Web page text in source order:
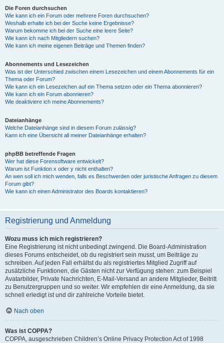
Die Foren durchsuchen
Wie kann ich ein Forum oder mehrere Foren durchsuchen?
Weshalb erhalte ich bei der Suche keine Ergebnisse?
Warum bekomme ich bei der Suche eine leere Seite?
Wie kann ich nach Mitgliedern suchen?
Wie kann ich meine eigenen Beiträge und Themen finden?
Abonnements und Lesezeichen
Was ist der Unterschied zwischen einem Lesezeichen und einem Abonnements für ein
Thema oder Forum?
Wie kann ich ein Lesezeichen auf ein Thema setzen oder ein Thema abonnieren?
Wie kann ich ein Forum abonnieren?
Wie deaktiviere ich meine Abonnements?
Dateianhänge
Welche Dateianhänge sind in diesem Forum zulässig?
Kann ich eine Übersicht all meiner Dateianhänge erhalten?
phpBB betreffende Fragen
Wer hat diese Forensoftware entwickelt?
Warum ist Funktion x oder y nicht enthalten?
An wen soll ich mich wenden, falls es Beschwerden oder juristische Anfragen zu diesem
Forum gibt?
Wie kann ich einen Administrator des Boards kontaktieren?
Registrierung und Anmeldung
Wozu muss ich mich registrieren?
Eine Registrierung ist nicht unbedingt zwingend. Die Board-Administration
dieses Forums entscheidet, ob du registriert sein musst, um Beiträge zu
schreiben. Auf jeden Fall erhältst du als registriertes Mitglied Zugriff auf
zusätzliche Funktionen, die Gästen nicht zur Verfügung stehen: zum Beispiel
Avatarbilder, Private Nachrichten, E-Mail-Versand an andere Mitglieder, Beitritt
zu Benutzergruppen und so weiter. Wir empfehlen dir eine Anmeldung, da sie
schnell erledigt ist und dir zahlreiche Vorteile bietet.
Nach oben
Was ist COPPA?
COPPA, ausgeschrieben Children’s Online Privacy Protection Act of 1998